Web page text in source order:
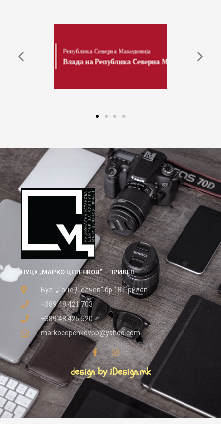
НУЦК „МАРКО ЦЕПЕНКОВ“ – ПРИЛЕП
Бул. „Гоце Делчев“ бр.18 Прилеп
+389 48 421 703
+389 48 425 520
markocepenkovpp@yahoo.com
design by iDesign.mk